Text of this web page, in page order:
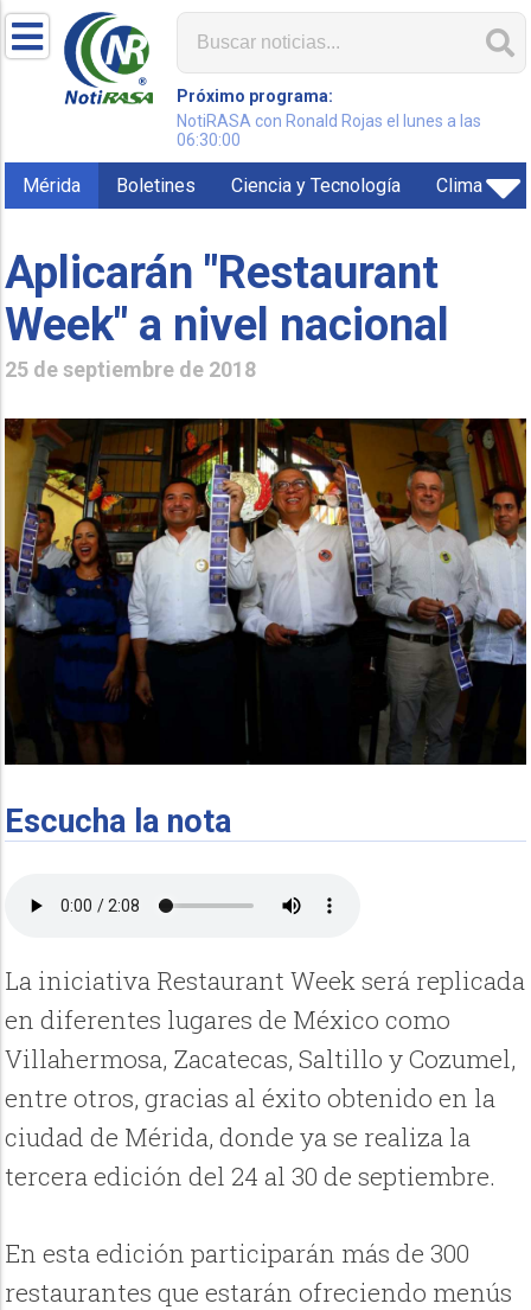
Próximo programa:
NotiRASA con Ronald Rojas el lunes a las
06:30:00
Mérida Boletines Ciencia y Tecnología Clima
Aplicarán "Restaurant
Week" a nivel nacional
25 de septiembre de 2018
Escucha la nota
La iniciativa Restaurant Week será replicada
en diferentes lugares de México como
Villahermosa, Zacatecas, Saltillo y Cozumel,
entre otros, gracias al éxito obtenido en la
ciudad de Mérida, donde ya se realiza la
tercera edición del 24 al 30 de septiembre.
En esta edición participarán más de 300
restaurantes que estarán ofreciendo menús